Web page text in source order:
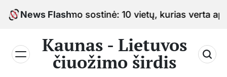
Skip
News Flash
čiuožimo sostinė: 10 vietų, kurias verta aplankyti
Kaunas - Lietuvos
čiuožimo širdis